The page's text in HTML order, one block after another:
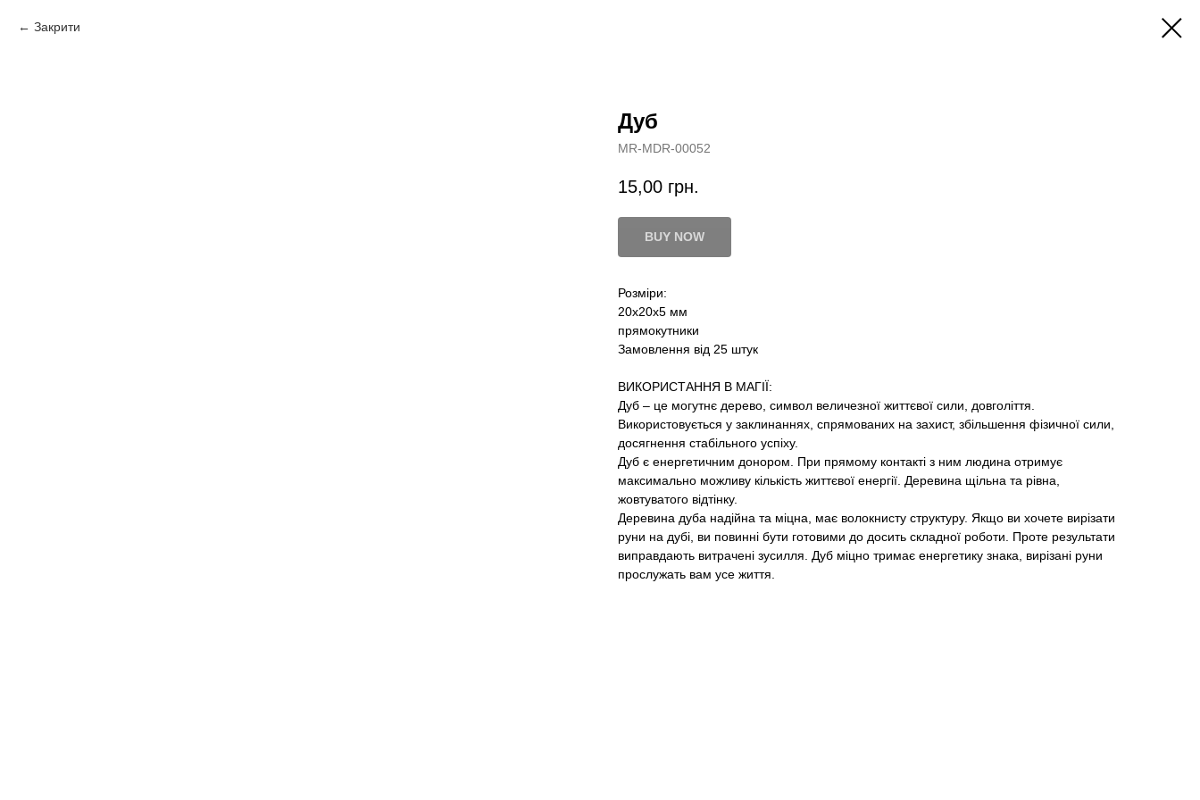
Закрити
Дуб
MR-MDR-00052
15,00 грн.
BUY NOW
Розміри:
20х20х5 мм
прямокутники
Замовлення від 25 штук
ВИКОРИСТАННЯ В МАГІЇ:
Дуб – це могутнє дерево, символ величезної життєвої сили, довголіття.
Використовується у заклинаннях, спрямованих на захист, збільшення фізичної сили,
досягнення стабільного успіху.
Дуб є енергетичним донором. При прямому контакті з ним людина отримує
максимально можливу кількість життєвої енергії. Деревина щільна та рівна,
жовтуватого відтінку.
Деревина дуба надійна та міцна, має волокнисту структуру. Якщо ви хочете вирізати
руни на дубі, ви повинні бути готовими до досить складної роботи. Проте результати
виправдають витрачені зусилля. Дуб міцно тримає енергетику знака, вирізані руни
прослужать вам усе життя.